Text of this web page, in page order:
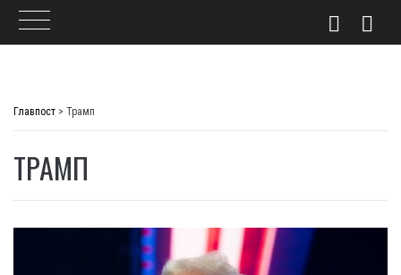
Главпост > Трамп
ТРАМП